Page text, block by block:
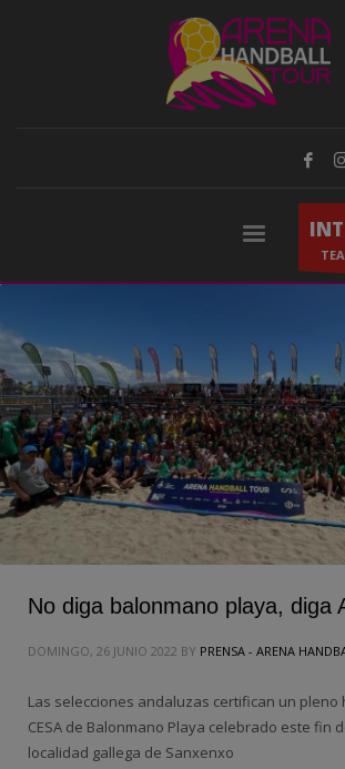
No diga balonmano playa, diga
DOMINGO, 26 JUNIO 2022 BY PRENSA - ARENA
Las selecciones andaluzas certifican un pleno
CESA de Balonmano Playa celebrado este fin
localidad gallega de Sanxenxo